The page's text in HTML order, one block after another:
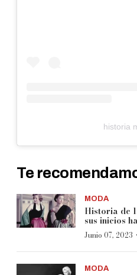
historia
Te
MODA
Historia de
sus inicios
Junio 07, 2023 ·
MODA